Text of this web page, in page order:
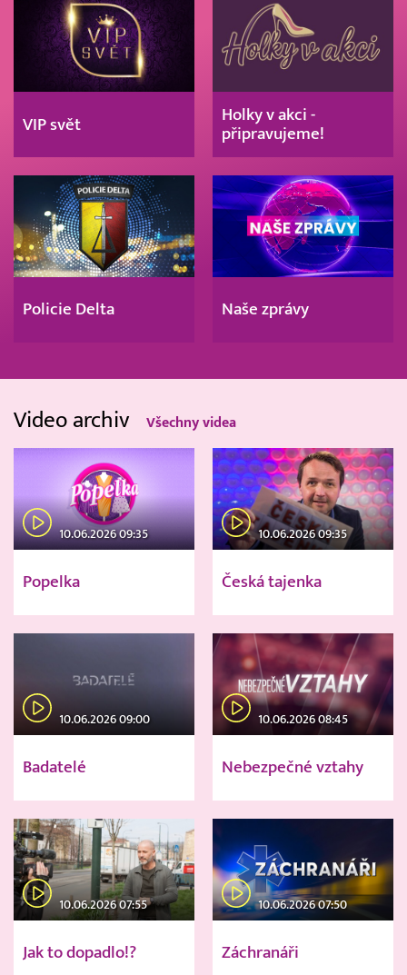
VIP svět
Holky v akci -
připravujeme!
Policie Delta Naše zprávy
Video archiv Všechny videa
10.06.2026 09:35
Popelka
10.06.2026 09:35
Česká tajenka
10.06.2026 09:00
Badatelé
10.06.2026 08:45
Nebezpečné vztahy
10.06.2026 07:55
Jak to dopadlo!?
10.06.2026 07:50
Záchranáři